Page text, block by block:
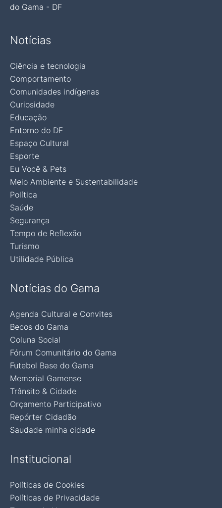
do Gama - DF
Notícias
Ciência e tecnologia
Comportamento
Comunidades indígenas
Curiosidade
Educação
Entorno do DF
Espaço Cultural
Esporte
Eu Você & Pets
Meio Ambiente e Sustentabilidade
Política
Saúde
Segurança
Tempo de Reflexão
Turismo
Utilidade Pública
Notícias do Gama
Agenda Cultural e Convites
Becos do Gama
Coluna Social
Fórum Comunitário do Gama
Futebol Base do Gama
Memorial Gamense
Trânsito & Cidade
Orçamento Participativo
Repórter Cidadão
Saudade minha cidade
Institucional
Políticas de Cookies
Políticas de Privacidade